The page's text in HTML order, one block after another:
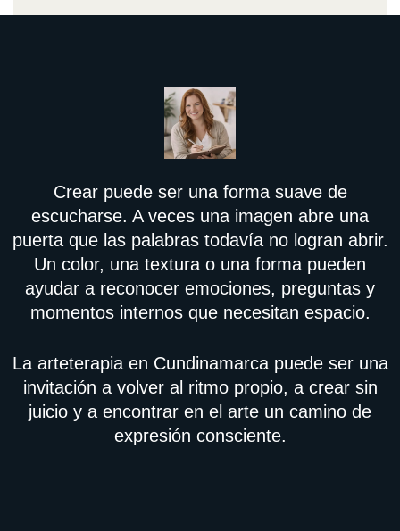
Crear puede ser una forma suave de
escucharse. A veces una imagen abre una
puerta que las palabras todavía no logran abrir.
Un color, una textura o una forma pueden
ayudar a reconocer emociones, preguntas y
momentos internos que necesitan espacio.
La arteterapia en Cundinamarca puede ser una
invitación a volver al ritmo propio, a crear sin
juicio y a encontrar en el arte un camino de
expresión consciente.